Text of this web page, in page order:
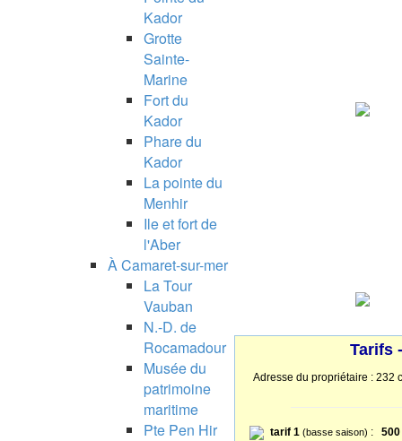
Kador
Grotte
Sainte-
Marine
Fort du
Kador
Phare du
Kador
La pointe du
Menhir
Ile et fort de
l'Aber
À Camaret-sur-mer
La Tour
Vauban
N.-D. de
Rocamadour
Musée du
patrimoine
maritime
Pte Pen Hir
Tarifs
Adresse du propriétaire : 232
tarif 1 (basse saison) : 500